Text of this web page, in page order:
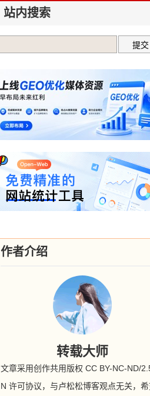
站内搜索
作者介绍
转载大师
文章采用创作共用版权 CC BY-NC-ND/
N 许可协议，与卢松松博客观点无关，